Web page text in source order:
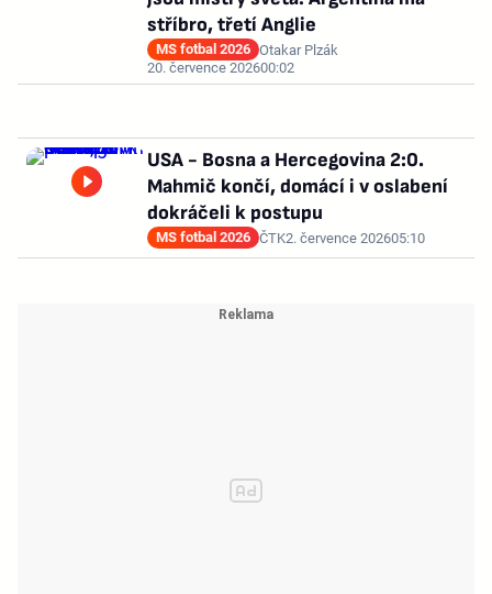
stříbro, třetí Anglie
MS fotbal 2026 Otakar Plzák
20. července 202600:02
USA - Bosna a Hercegovina 2:0.
Mahmič končí, domácí i v oslabení
dokráčeli k postupu
MS fotbal 2026 ČTK2. července 202605:10